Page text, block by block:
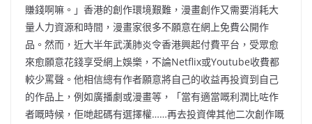
賺錢啊嘛。」香港的創作環境艱難，漫畫創作又需要消耗大
量人力資源和時間，漫畫家很多不願意在網上免費公開作
品。然而，近大半年武漢肺炎令香港興起付費平台，受眾愈
來愈願意花錢享受網上娛樂，不論Netflix或Youtube收費都
較少罵聲。他相信總有作者願意將自己的收益再投資到自己
的作品上，例如廣播劇或漫畫等，「當有適當嘅利潤比咗作
者嘅時候，佢哋起碼有選擇權……再去投資俾其他二次創作嘅